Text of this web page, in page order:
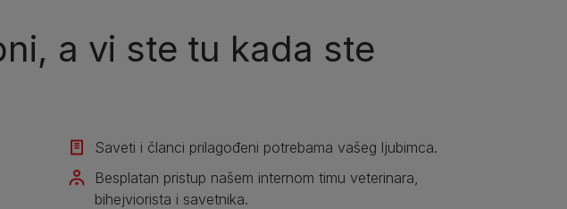
a vi ste tu kada ste
Saveti i članci prilagođeni potrebama vašeg ljubimca.
Besplatan pristup našem internom timu veterinara,
bihejviorista i savetnika.